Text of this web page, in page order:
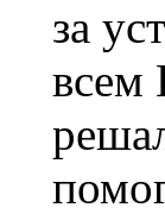
за
всем